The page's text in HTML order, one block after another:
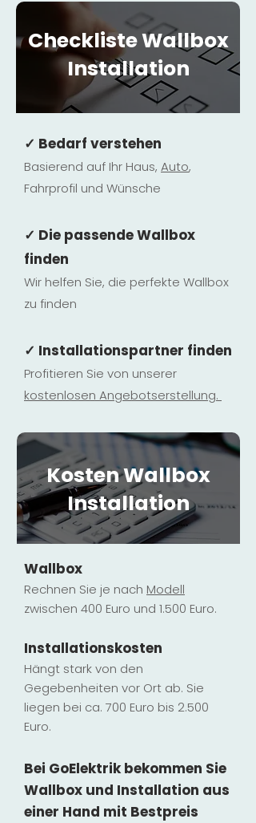
Checkliste Wallbox
Installation
✓ Bedarf verstehen
Basierend auf Ihr Haus, Auto,
Fahrprofil und Wünsche
✓ Die passende Wallbox
finden
Wir helfen Sie, die perfekte Wallbox
zu finden
✓ Installationspartner finden
Profitieren Sie von unserer
kostenlosen Angebotserstellung.
Kosten Wallbox
Installation
Wallbox
Rechnen Sie je nach Modell
zwischen 400 Euro und 1.500 Euro.
Installationskosten
Hängt stark von den
Gegebenheiten vor Ort ab. Sie
liegen bei ca. 700 Euro bis 2.500
Euro.
Bei GoElektrik bekommen Sie
Wallbox und Installation aus
einer Hand mit Bestpreis